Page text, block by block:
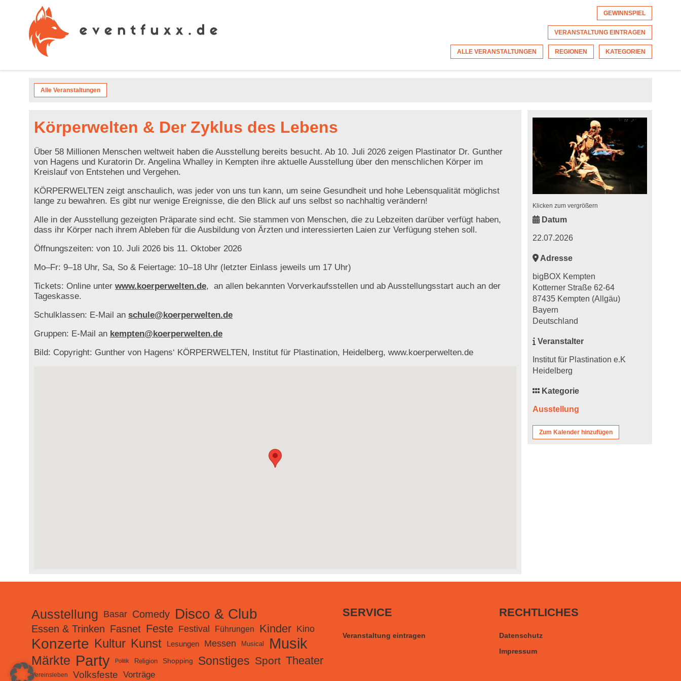
GEWINNSPIEL
VERANSTALTUNG EINTRAGEN
ALLE VERANSTALTUNGEN REGIONEN KATEGORIEN
Alle Veranstaltungen
Körperwelten & Der Zyklus des Lebens
Über 58 Millionen Menschen weltweit haben die Ausstellung bereits besucht. Ab 10. Juli 2026 zeigen Plastinator Dr. Gunther
von Hagens und Kuratorin Dr. Angelina Whalley in Kempten ihre aktuelle Ausstellung über den menschlichen Körper im
Kreislauf von Entstehen und Vergehen.
KÖRPERWELTEN zeigt anschaulich, was jeder von uns tun kann, um seine Gesundheit und hohe Lebensqualität möglichst
lange zu bewahren. Es gibt nur wenige Ereignisse, die den Blick auf uns selbst so nachhaltig verändern!
Alle in der Ausstellung gezeigten Präparate sind echt. Sie stammen von Menschen, die zu Lebzeiten darüber verfügt haben,
dass ihr Körper nach ihrem Ableben für die Ausbildung von Ärzten und interessierten Laien zur Verfügung stehen soll.
Öffnungszeiten: von 10. Juli 2026 bis 11. Oktober 2026
Mo–Fr: 9–18 Uhr, Sa, So & Feiertage: 10–18 Uhr (letzter Einlass jeweils um 17 Uhr)
Tickets: Online unter www.koerperwelten.de, an allen bekannten Vorverkaufsstellen und ab Ausstellungsstart auch an der
Tageskasse.
Schulklassen: E-Mail an schule@koerperwelten.de
Gruppen: E-Mail an kempten@koerperwelten.de
Bild: Copyright: Gunther von Hagens‘ KÖRPERWELTEN, Institut für Plastination, Heidelberg, www.koerperwelten.de
Klicken zum vergrößern
Datum
22.07.2026
Adresse
bigBOX Kempten
Kotterner Straße 62-64
87435 Kempten (Allgäu)
Bayern
Deutschland
Veranstalter
Institut für Plastination e.K
Heidelberg
Kategorie
Ausstellung
Zum Kalender hinzufügen
Ausstellung Basar Comedy Disco & Club
Essen & Trinken Fasnet Feste Festival Führungen Kinder Kino
Konzerte Kultur Kunst Lesungen Messen Musical Musik
Märkte Party Politik Religion Shopping Sonstiges Sport Theater
Vereinsleben Volksfeste Vorträge
SERVICE
Veranstaltung eintragen
RECHTLICHES
Datenschutz
Impressum